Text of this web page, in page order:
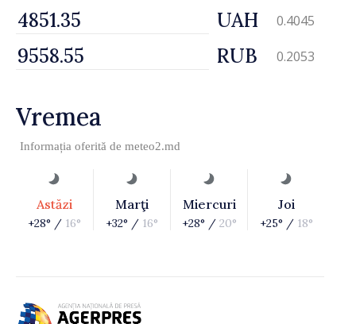
UAH 0.4045
RUB 0.2053
Vremea
Informația oferită de meteo2.md
Astăzi
+28° / 16°
Marţi
+32° / 16°
Miercuri
+28° / 20°
Joi
+25° / 18°